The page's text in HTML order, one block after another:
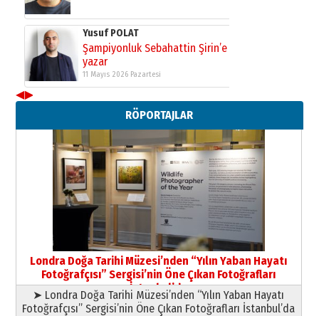
Yusuf POLAT
Şampiyonluk Sebahattin Şirin’e
yazar
11 Mayıs 2026 Pazartesi
Neşat YALÇIN
Paranın Aile Kültüründeki Yeri
03 Ağustos 2026 Pazartesi
Yıldırım Gündoğdu
HAVVA’NIN ÜÇ KIZI
09 Temmuz 2026 Perşembe
Yusuf POLAT
Şampiyonluk Sebahattin Şirin’e
yazar
11 Mayıs 2026 Pazartesi
◀▶
RÖPORTAJLAR
Londra Doğa Tarihi Müzesi’nden “Yılın Yaban Hayatı
Fotoğrafçısı” Sergisi’nin Öne Çıkan Fotoğrafları
İstanbul’da
➤ Londra Doğa Tarihi Müzesi’nden “Yılın Yaban Hayatı
Fotoğrafçısı” Sergisi’nin Öne Çıkan Fotoğrafları İstanbul’da